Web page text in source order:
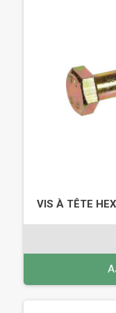
VIS À TÊTE